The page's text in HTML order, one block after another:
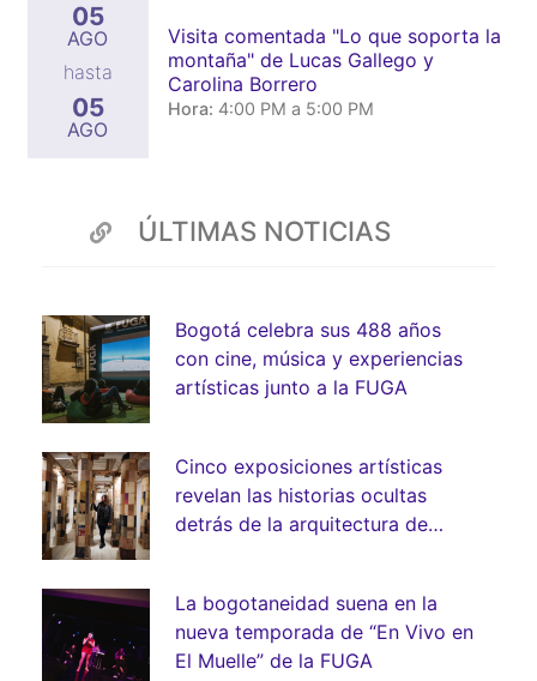
05
AGO
hasta
05
AGO
Visita comentada "Lo que soporta la
montaña" de Lucas Gallego y
Carolina Borrero
Hora: 4:00 PM a 5:00 PM
ÚLTIMAS NOTICIAS
Bogotá celebra sus 488 años
con cine, música y experiencias
artísticas junto a la FUGA
Cinco exposiciones artísticas
revelan las historias ocultas
detrás de la arquitectura de
La bogotaneidad suena en la
nueva temporada de “En Vivo en
El Muelle” de la FUGA